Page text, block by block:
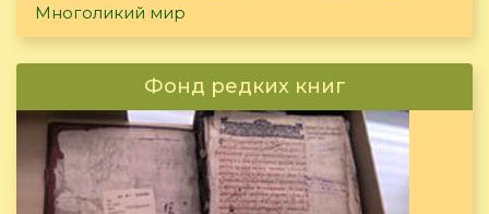
Многоликий мир
Фонд редких книг